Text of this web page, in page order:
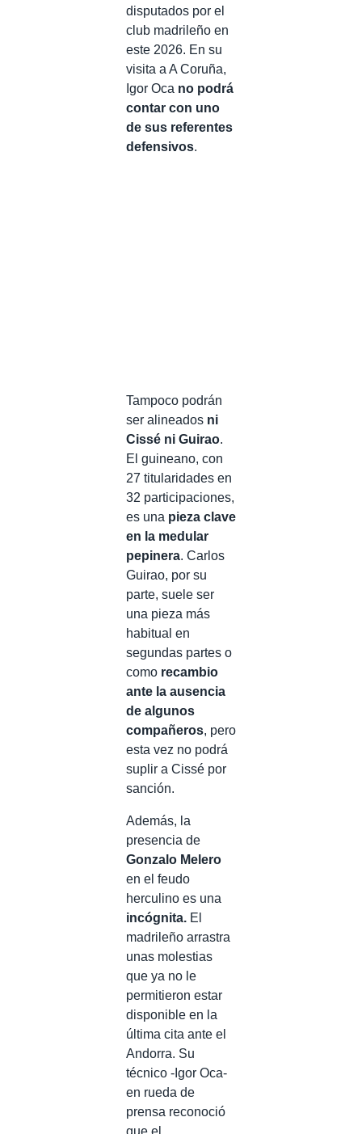
disputados por el
club madrileño en
este 2026. En su
visita a A Coruña,
Igor Oca no podrá
contar con uno
de sus referentes
defensivos.
Tampoco podrán
ser alineados ni
Cissé ni Guirao.
El guineano, con
27 titularidades en
32 participaciones,
es una pieza clave
en la medular
pepinera. Carlos
Guirao, por su
parte, suele ser
una pieza más
habitual en
segundas partes o
como recambio
ante la ausencia
de algunos
compañeros, pero
esta vez no podrá
suplir a Cissé por
sanción.
Además, la
presencia de
Gonzalo Melero
en el feudo
herculino es una
incógnita. El
madrileño arrastra
unas molestias
que ya no le
permitieron estar
disponible en la
última cita ante el
Andorra. Su
técnico -Igor Oca-
en rueda de
prensa reconoció